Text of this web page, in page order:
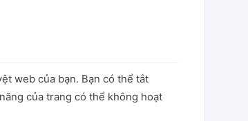
web của bạn. Bạn có thể tắt
của trang có thể không hoạt